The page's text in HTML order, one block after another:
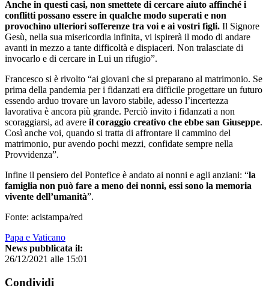
Anche in questi casi, non smettete di cercare aiuto affinché i
conflitti possano essere in qualche modo superati e non
provochino ulteriori sofferenze tra voi e ai vostri figli. Il Signore
Gesù, nella sua misericordia infinita, vi ispirerà il modo di andare
avanti in mezzo a tante difficoltà e dispiaceri. Non tralasciate di
invocarlo e di cercare in Lui un rifugio”.
Francesco si è rivolto “ai giovani che si preparano al matrimonio. Se
prima della pandemia per i fidanzati era difficile progettare un futuro
essendo arduo trovare un lavoro stabile, adesso l’incertezza
lavorativa è ancora più grande. Perciò invito i fidanzati a non
scoraggiarsi, ad avere il coraggio creativo che ebbe san Giuseppe.
Così anche voi, quando si tratta di affrontare il cammino del
matrimonio, pur avendo pochi mezzi, confidate sempre nella
Provvidenza”.
Infine il pensiero del Pontefice è andato ai nonni e agli anziani: “la
famiglia non può fare a meno dei nonni, essi sono la memoria
vivente dell’umanità”.
Fonte: acistampa/red
Papa e Vaticano
News pubblicata il:
26/12/2021 alle 15:01
Condividi